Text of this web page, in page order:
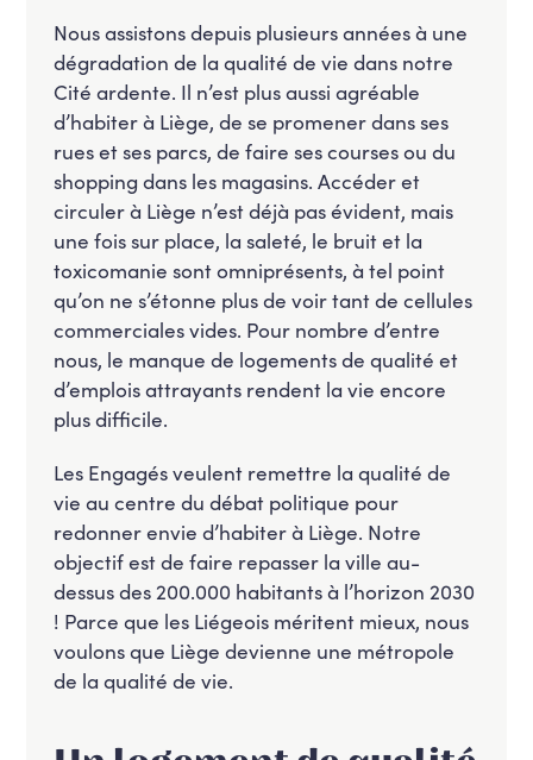
Nous assistons depuis plusieurs années à une
dégradation de la qualité de vie dans notre
Cité ardente. Il n’est plus aussi agréable
d’habiter à Liège, de se promener dans ses
rues et ses parcs, de faire ses courses ou du
shopping dans les magasins. Accéder et
circuler à Liège n’est déjà pas évident, mais
une fois sur place, la saleté, le bruit et la
toxicomanie sont omniprésents, à tel point
qu’on ne s’étonne plus de voir tant de cellules
commerciales vides. Pour nombre d’entre
nous, le manque de logements de qualité et
d’emplois attrayants rendent la vie encore
plus difficile.
Les Engagés veulent remettre la qualité de
vie au centre du débat politique pour
redonner envie d’habiter à Liège. Notre
objectif est de faire repasser la ville au-
dessus des 200.000 habitants à l’horizon 2030
! Parce que les Liégeois méritent mieux, nous
voulons que Liège devienne une métropole
de la qualité de vie.